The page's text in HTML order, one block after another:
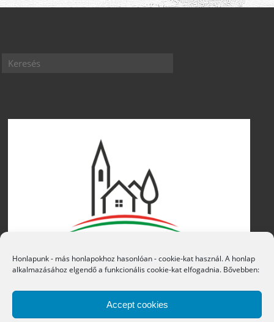
Honlapunk - más honlapokhoz hasonlóan - cookie-kat használ. A honlap
alkalmazásához elgendő a funkcionális cookie-kat elfogadnia. Bővebben:
Accept cookies